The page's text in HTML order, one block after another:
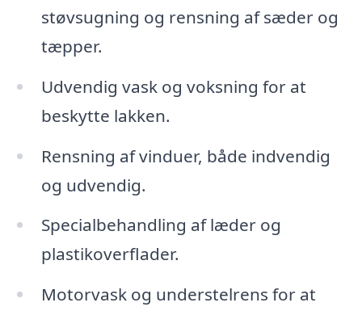
støvsugning og rensning af sæder og
tæpper.
Udvendig vask og voksning for at
beskytte lakken.
Rensning af vinduer, både indvendig
og udvendig.
Specialbehandling af læder og
plastikoverflader.
Motorvask og understelrens for at